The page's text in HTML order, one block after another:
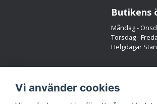
Butikens
Måndag -
Torsdag -
Helgdagar
Facebook
Vi använder cookies